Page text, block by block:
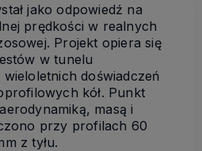
jako odpowiedź na
prędkości w realnych
Projekt opiera się
w tunelu
doświadczeń
kół. Punkt
masą i
przy profilach 60
z tyłu.